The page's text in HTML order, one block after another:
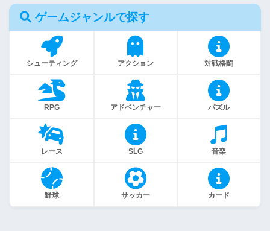
ゲームジャンルで探す
シューティング アクション 対戦格闘
RPG アドベンチャー パズル
レース SLG 音楽
野球 サッカー カード